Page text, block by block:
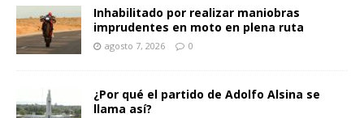
Inhabilitado por realizar maniobras
imprudentes en moto en plena ruta
agosto 7, 2026 0
¿Por qué el partido de Adolfo Alsina se
llama así?